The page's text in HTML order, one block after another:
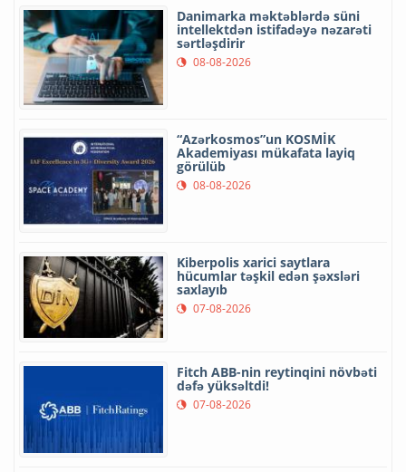
Danimarka məktəblərdə süni
intellektdən istifadəyə nəzarəti
sərtləşdirir
08-08-2026
“Azərkosmos”un KOSMİK
Akademiyası mükafata layiq
görülüb
08-08-2026
Kiberpolis xarici saytlara
hücumlar təşkil edən şəxsləri
saxlayıb
07-08-2026
Fitch ABB-nin reytinqini növbəti
dəfə yüksəltdi!
07-08-2026